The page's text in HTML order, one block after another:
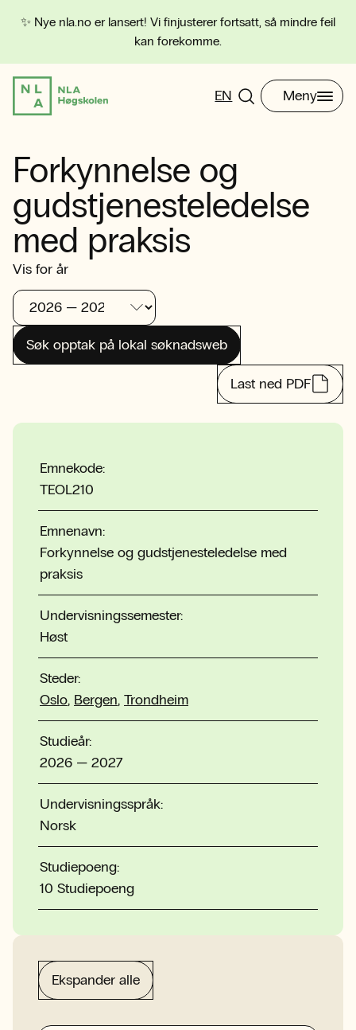
✨ Nye nla.no er lansert! Vi finjusterer fortsatt, så mindre feil
kan forekomme.
EN Meny
Forkynnelse og
gudstjenesteledelse
med praksis
Vis for år
Søk opptak på lokal søknadsweb
Last ned PDF
Emnekode:
TEOL210
Emnenavn:
Forkynnelse og gudstjenesteledelse med
praksis
Undervisningssemester:
Høst
Steder:
Oslo, Bergen, Trondheim
Studieår:
2026 — 2027
Undervisningsspråk:
Norsk
Studiepoeng:
10 Studiepoeng
Ekspander alle